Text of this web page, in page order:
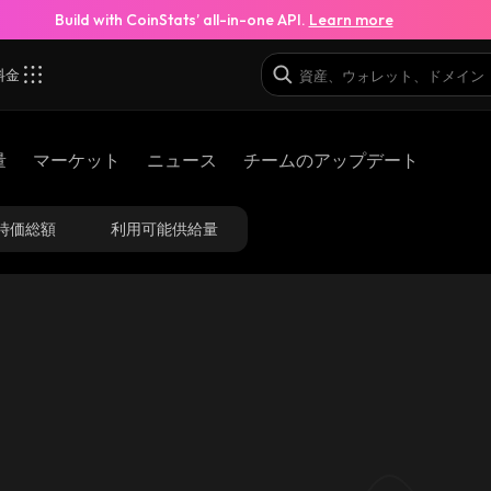
Build with CoinStats’ all-in-one API. Learn more
金
マーケット ニュース チームのアップデート
価総額 利用可能供給量